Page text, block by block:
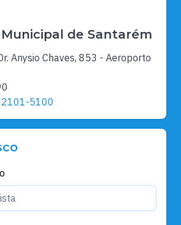
de Santarém
Anysio Chaves, 853 - Aeroporto
5100